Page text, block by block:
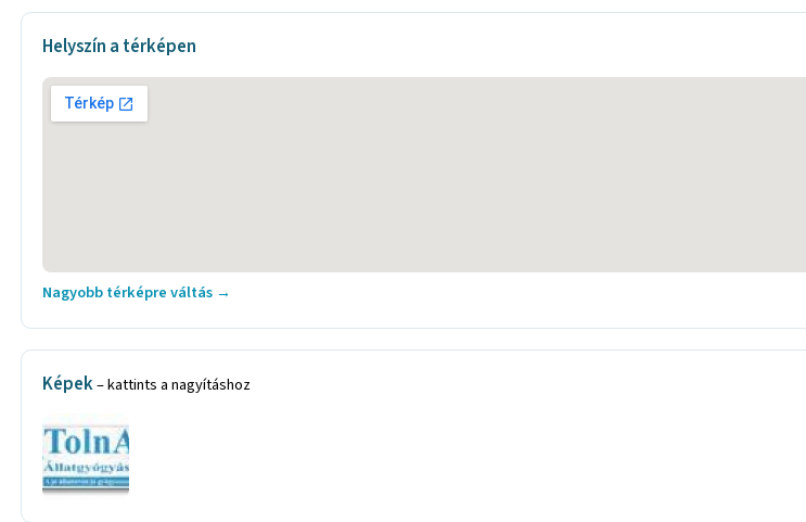
Helyszín a térképen
Nagyobb térképre váltás →
Képek– kattints a nagyításhoz